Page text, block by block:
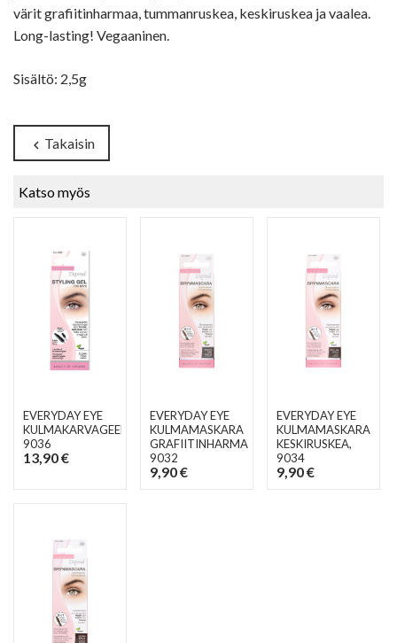
värit grafiitinharmaa, tummanruskea, keskiruskea ja vaalea.
Long-lasting! Vegaaninen.
Sisältö: 2,5g
chevron_left Takaisin
Katso myös
EVERYDAY EYE
KULMAKARVAGEELI
9036
13,90 €
EVERYDAY EYE
KULMAMASKARA
GRAFIITINHARMAA
9032
9,90 €
EVERYDAY EYE
KULMAMASKARA
KESKIRUSKEA,
9034
9,90 €